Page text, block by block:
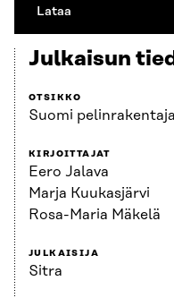
Lataa
Julkaisun
OTSIKKO
Suomi
KIRJOITTAJAT
Eero Jalava
Marja Kuukasjärvi
Rosa-Maria Mäkelä
JULKAISIJA
Sitra